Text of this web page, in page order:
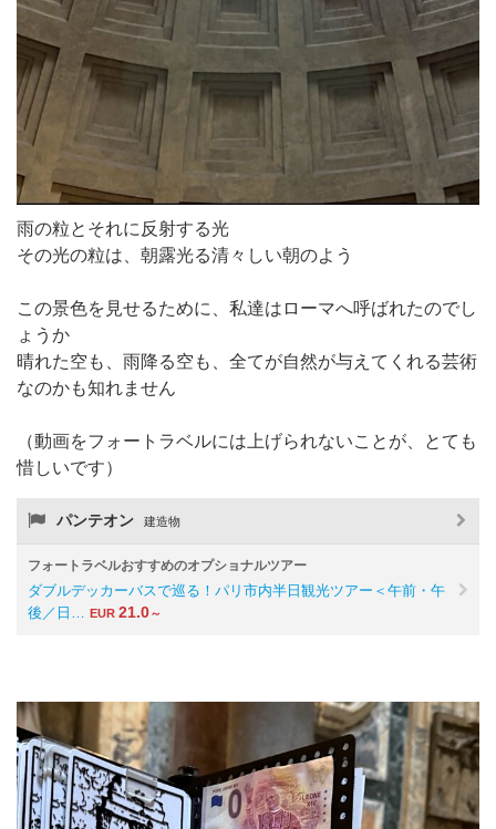
雨の粒とそれに反射する光
その光の粒は、朝露光る清々しい朝のよう
この景色を見せるために、私達はローマへ呼ばれたのでし
ょうか
晴れた空も、雨降る空も、全てが自然が与えてくれる芸術
なのかも知れません
（動画をフォートラベルには上げられないことが、とても
惜しいです）
パンテオン 建造物
フォートラベルおすすめのオプショナルツアー
ダブルデッカーバスで巡る！パリ市内半日観光ツアー＜午前・午
後／日…
EUR 21.0～